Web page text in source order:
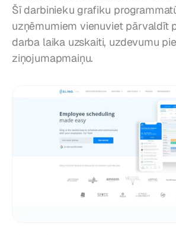
Šī darbinieku grafiku
uzņēmumiem vienuviet pārvaldīt
darba laika uzskaiti, uzdevumu
ziņojumapmaiņu.